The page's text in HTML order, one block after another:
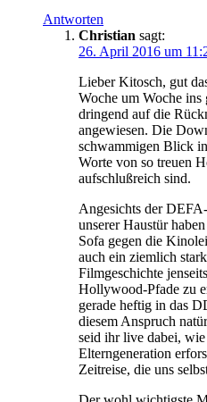
Antworten
Christian sagt:
26. April 2016 um
Lieber Kitosch, gut
Woche um Woche ins
dringend auf die
angewiesen. Die
schwammigen Blick
Worte von so treuen
aufschlußreich sind.
Angesichts der
unserer Haustür
Sofa gegen die
auch ein ziemlich
Filmgeschichte
Hollywood-Pfade zu
gerade heftig in das
diesem Anspruch
seid ihr live dabei,
Elterngeneration
Zeitreise, die uns